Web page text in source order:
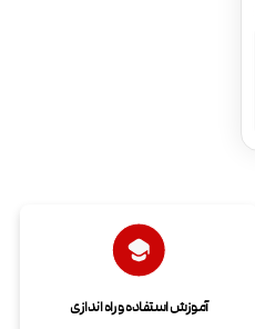
آموزش استفاده و راه اندازی